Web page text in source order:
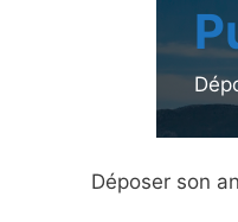
Déposer son